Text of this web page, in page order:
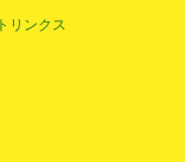
リンクス